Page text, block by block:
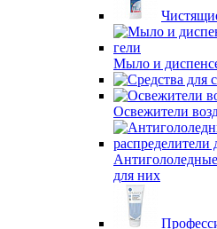
Мыло и
Освежители
для них